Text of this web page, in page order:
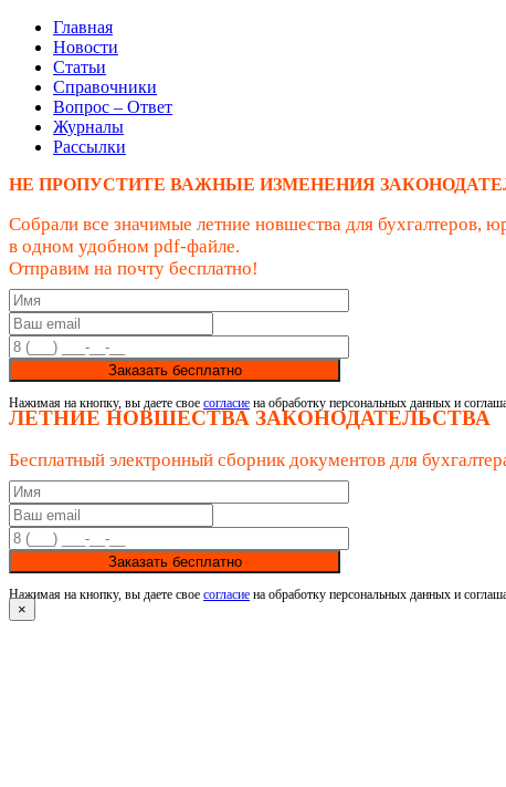
Главная
Новости
Статьи
Справочники
Вопрос – Ответ
Журналы
Рассылки
НЕ ПРОПУСТИТЕ ВАЖНЫЕ ИЗМЕНЕНИЯ
Собрали все значимые летние новшества для бухгалтеров,
в одном удобном pdf-файле.
Отправим на почту бесплатно!
Заказать бесплатно
Нажимая на кнопку, вы даете свое согласие на обработку персональных данных и
ЛЕТНИЕ НОВШЕСТВА ЗАКОНОДАТЕЛЬСТВА
Бесплатный электронный сборник документов для
Заказать бесплатно
Нажимая на кнопку, вы даете свое согласие на обработку персональных данных и
×